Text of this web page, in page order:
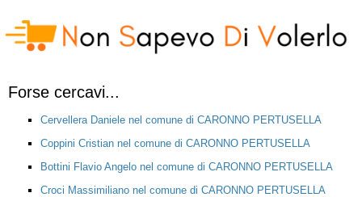
Forse cercavi...
Cervellera Daniele nel comune di CARONNO PERTUSELLA
Coppini Cristian nel comune di CARONNO PERTUSELLA
Bottini Flavio Angelo nel comune di CARONNO PERTUSELLA
Croci Massimiliano nel comune di CARONNO PERTUSELLA